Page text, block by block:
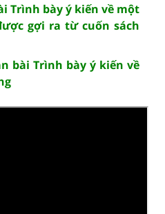
Trình bày ý kiến về một
gợi ra từ cuốn sách
bài Trình bày ý kiến về